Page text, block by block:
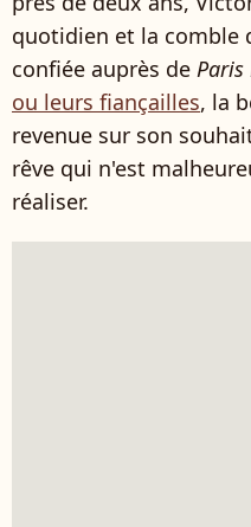
quotidien et la comble
confiée auprès de Paris
ou leurs fiançailles, la
revenue sur son
rêve qui n'est
réaliser.